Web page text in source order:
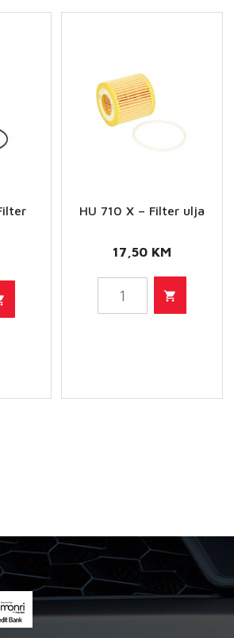
količina
HU 710 X – Filter ulja
17,50 KM
710